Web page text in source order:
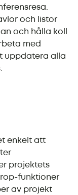
och listor
och hålla koll
med
uppdatera alla
enkelt att
projektets
funktioner
av projekt